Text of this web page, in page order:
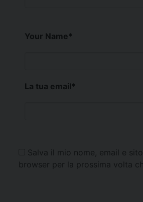
Your Name*
La tua email*
Salva il mio nome, email e
browser per la prossima volta